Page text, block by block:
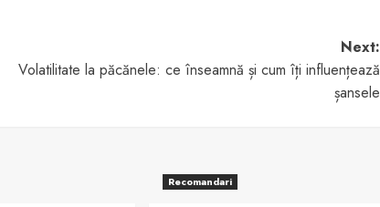
Next:
Volatilitate la păcănele: ce înseamnă și cum îți influențează
șansele
Recomandari